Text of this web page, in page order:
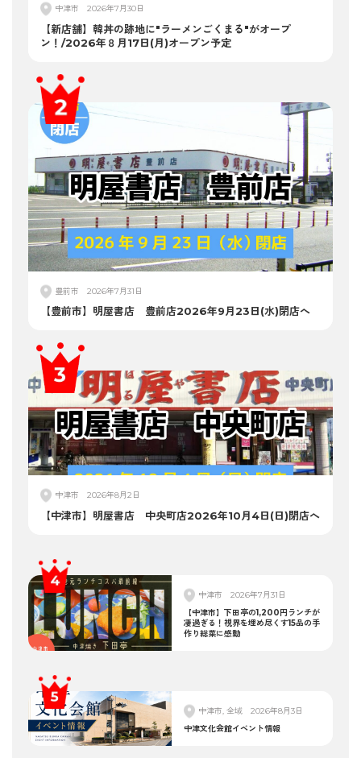
中津市 2026年7月30日
【新店舗】韓丼の跡地に"ラーメンごくまる"がオープ
ン！/2026年８月17日(月)オープン予定
豊前市 2026年7月31日
【豊前市】明屋書店 豊前店2026年9月23日(水)閉店へ
中津市 2026年8月2日
【中津市】明屋書店 中央町店2026年10月4日(日)閉店へ
中津市
2026年7月31日
【中津市】下田亭の1,200円ランチが
凄過ぎる！視界を埋め尽くす15品の手
作り総菜に感動
中津市, 全域
2026年8月3日
中津文化会館イベント情報